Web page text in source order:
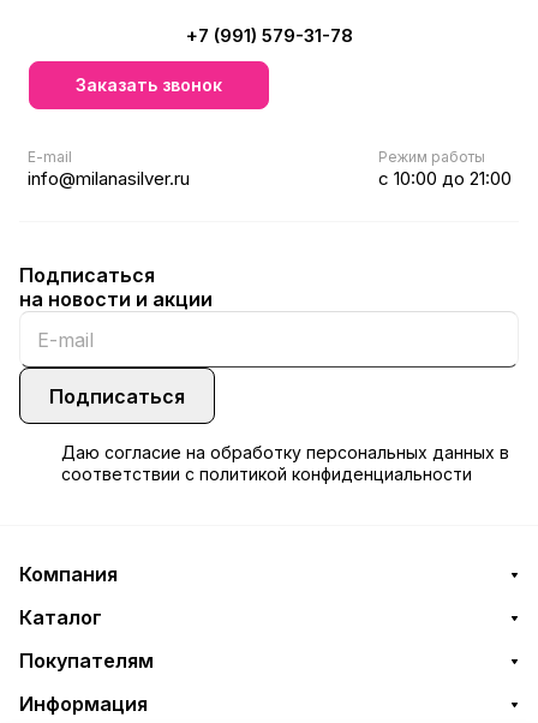
+7 (991) 579-31-78
Заказать звонок
E-mail
info@milanasilver.ru
Режим работы
с 10:00 до 21:00
Подписаться
на новости и акции
Подписаться
Даю согласие на обработку персональных данных в
соответствии с политикой конфиденциальности
Компания
Каталог
Покупателям
Информация